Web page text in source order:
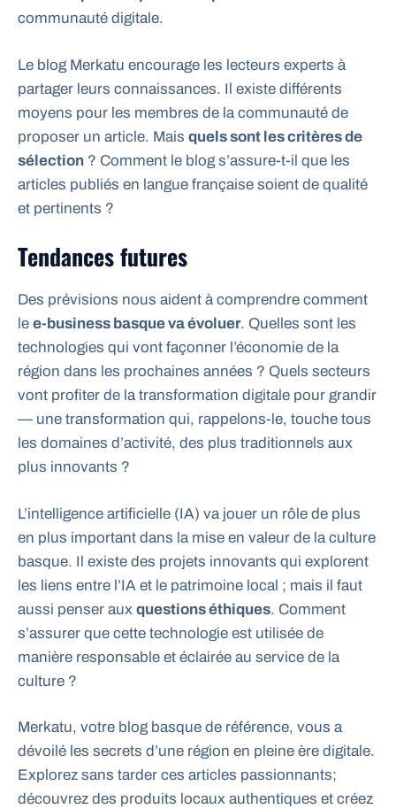
communauté digitale.
Le blog Merkatu encourage les lecteurs experts à
partager leurs connaissances. Il existe différents
moyens pour les membres de la communauté de
proposer un article. Mais quels sont les critères de
sélection ? Comment le blog s’assure-t-il que les
articles publiés en langue française soient de qualité
et pertinents ?
Tendances futures
Des prévisions nous aident à comprendre comment
le e-business basque va évoluer. Quelles sont les
technologies qui vont façonner l’économie de la
région dans les prochaines années ? Quels secteurs
vont profiter de la transformation digitale pour grandir
— une transformation qui, rappelons-le, touche tous
les domaines d’activité, des plus traditionnels aux
plus innovants ?
L’intelligence artificielle (IA) va jouer un rôle de plus
en plus important dans la mise en valeur de la culture
basque. Il existe des projets innovants qui explorent
les liens entre l’IA et le patrimoine local ; mais il faut
aussi penser aux questions éthiques. Comment
s’assurer que cette technologie est utilisée de
manière responsable et éclairée au service de la
culture ?
Merkatu, votre blog basque de référence, vous a
dévoilé les secrets d’une région en pleine ère digitale.
Explorez sans tarder ces articles passionnants;
découvrez des produits locaux authentiques et créez